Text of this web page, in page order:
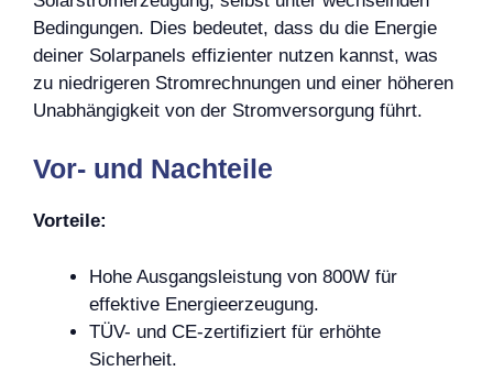
Bedingungen. Dies bedeutet, dass du die Energie
deiner Solarpanels effizienter nutzen kannst, was
zu niedrigeren Stromrechnungen und einer höheren
Unabhängigkeit von der Stromversorgung führt.
Vor- und Nachteile
Vorteile:
Hohe Ausgangsleistung von 800W für
effektive Energieerzeugung.
TÜV- und CE-zertifiziert für erhöhte
Sicherheit.